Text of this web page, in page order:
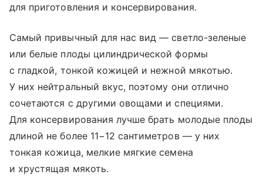
для приготовления и консервирования.
Самый привычный для нас вид — светло-зеленые
или белые плоды цилиндрической формы
с гладкой, тонкой кожицей и нежной мякотью.
У них нейтральный вкус, поэтому они отлично
сочетаются с другими овощами и специями.
Для консервирования лучше брать молодые плоды
длиной не более 11−12 сантиметров — у них
тонкая кожица, мелкие мягкие семена
и хрустящая мякоть.